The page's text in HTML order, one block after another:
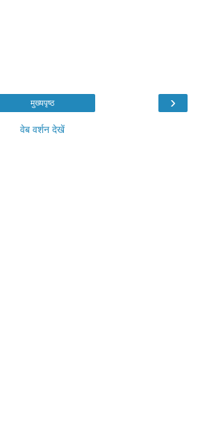
›
मुख्यपृष्ठ
वेब वर्शन देखें